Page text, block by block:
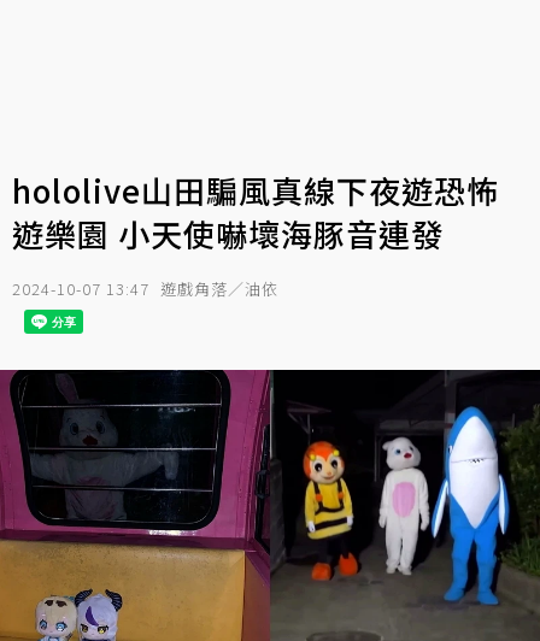
hololive山田騙風真線下夜遊恐怖
遊樂園 小天使嚇壞海豚音連發
2024-10-07 13:47 遊戲角落／油依